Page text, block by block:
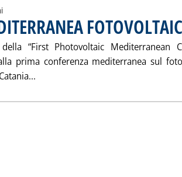
“First Photovoltaic Mediterranean
prima conferenza mediterranea sul
Leggi tutta la notizia: